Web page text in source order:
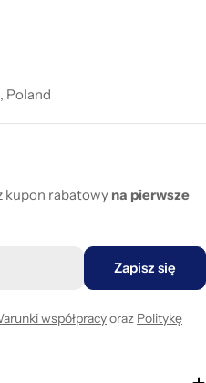
Poland
kupon rabatowy na pierwsze
Zapisz się
współpracyoraz Politykę